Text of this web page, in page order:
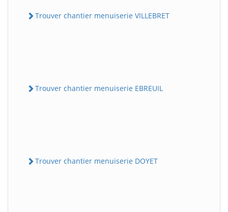
Trouver chantier menuiserie VILLEBRET
Trouver chantier menuiserie EBREUIL
Trouver chantier menuiserie DOYET